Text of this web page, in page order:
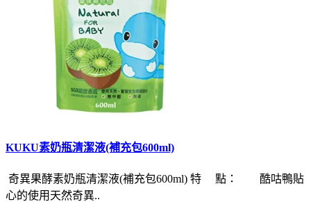
KUKU素奶瓶清潔液(補充包600ml)
奇異果酵素奶瓶清潔液(補充包600ml) 特 點： 酷咕鴨貼
心的使用天然奇異..